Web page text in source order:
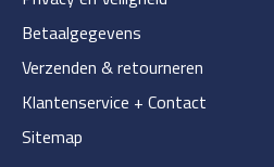
Betaalgegevens
Verzenden & retourneren
Klantenservice + Contact
Sitemap